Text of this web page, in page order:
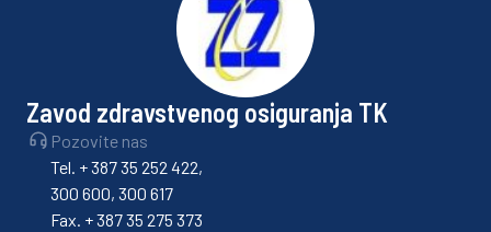
Zavod zdravstvenog osiguranja TK
Pozovite nas
Tel. + 387 35 252 422,
300 600, 300 617
Fax. + 387 35 275 373